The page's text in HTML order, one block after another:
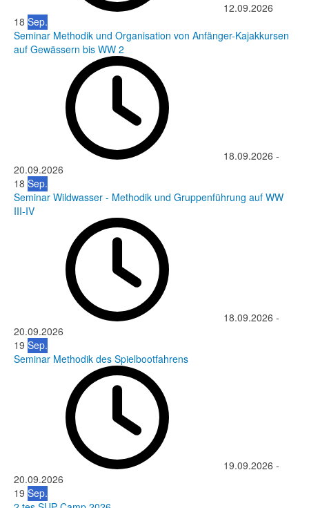
12.09.2026
18 Sep.
Seminar Methodik und Organisation von Anfänger-Kajakkursen
auf Gewässern bis WW 2
18.09.2026 -
20.09.2026
18 Sep.
Seminar Wildwasser - Methodik und Gruppenführung auf WW
III-IV
18.09.2026 -
20.09.2026
19 Sep.
Seminar Methodik des Spielbootfahrens
19.09.2026 -
20.09.2026
19 Sep.